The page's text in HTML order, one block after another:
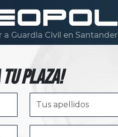
a Guardia Civil en Santander
tu plaza!